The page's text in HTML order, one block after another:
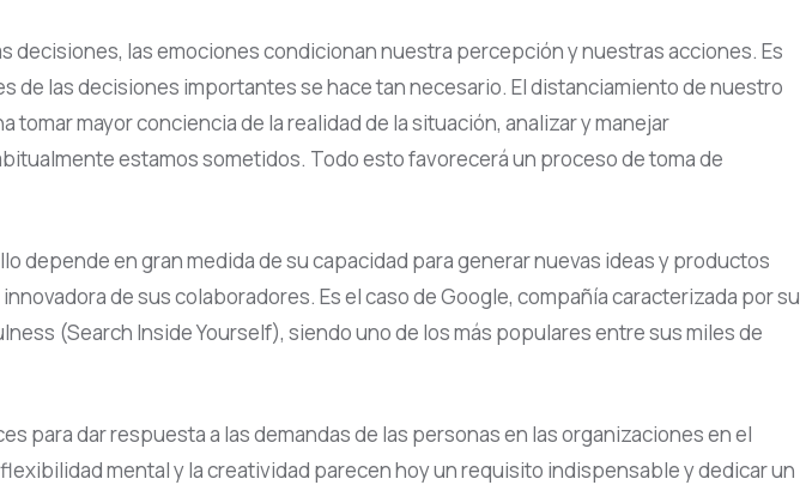
decisiones, las emociones condicionan nuestra percepción y nuestras acciones. Es
de las decisiones importantes se hace tan necesario. El distanciamiento de nuestro
mayor conciencia de la realidad de la situación, analizar y manejar
estamos sometidos. Todo esto favorecerá un proceso de toma de
depende en gran medida de su capacidad para generar nuevas ideas y productos
de sus colaboradores. Es el caso de Google, compañía caracterizada por su
(Search Inside Yourself), siendo uno de los más populares entre sus miles de
para dar respuesta a las demandas de las personas en las organizaciones en el
mental y la creatividad parecen hoy un requisito indispensable y dedicar un